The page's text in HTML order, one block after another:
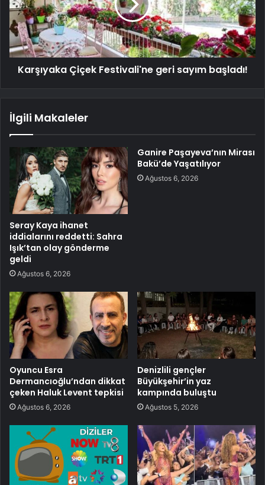
Karşıyaka Çiçek Festivali'ne geri sayım başladı!
İlgili Makaleler
Seray Kaya ihanet
iddialarını reddetti: Sahra
Işık’tan olay gönderme
geldi
Ağustos 6, 2026
Ganire Paşayeva’nın Mirası
Bakü’de Yaşatılıyor
Ağustos 6, 2026
Oyuncu Esra
Dermancıoğlu’ndan dikkat
çeken Haluk Levent tepkisi
Ağustos 6, 2026
Denizlili gençler
Büyükşehir’in yaz
kampında buluştu
Ağustos 5, 2026